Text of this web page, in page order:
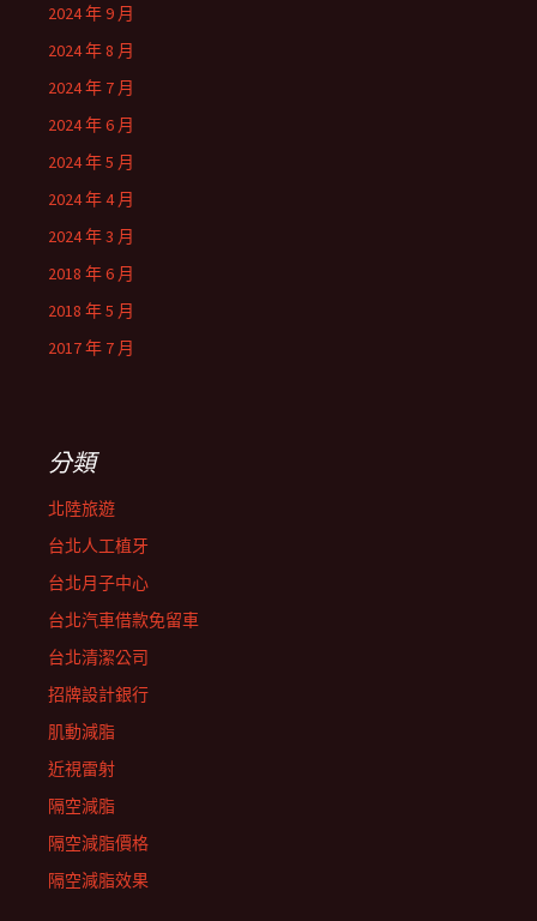
2024 年 9 月
2024 年 8 月
2024 年 7 月
2024 年 6 月
2024 年 5 月
2024 年 4 月
2024 年 3 月
2018 年 6 月
2018 年 5 月
2017 年 7 月
分類
北陸旅遊
台北人工植牙
台北月子中心
台北汽車借款免留車
台北清潔公司
招牌設計銀行
肌動減脂
近視雷射
隔空減脂
隔空減脂價格
隔空減脂效果